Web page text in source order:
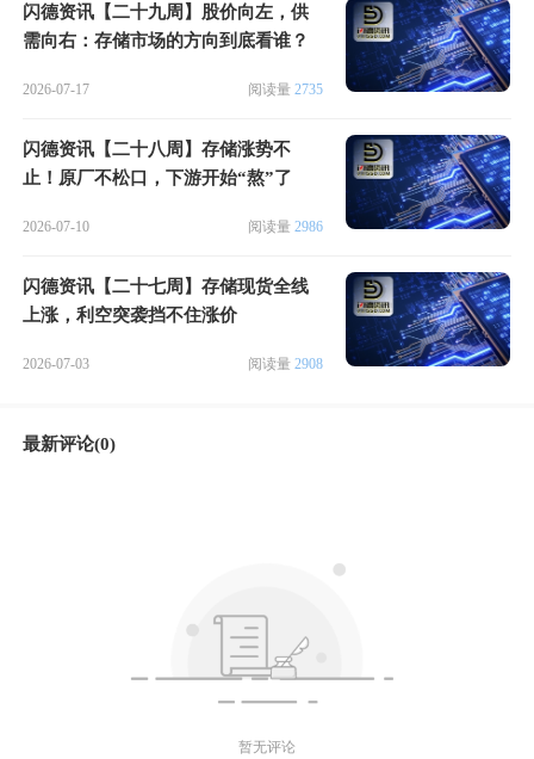
闪德资讯【二十九周】股价向左，供
需向右：存储市场的方向到底看谁？
2026-07-17 阅读量 2735
闪德资讯【二十八周】存储涨势不
止！原厂不松口，下游开始“熬”了
2026-07-10 阅读量 2986
闪德资讯【二十七周】存储现货全线
上涨，利空突袭挡不住涨价
2026-07-03 阅读量 2908
最新评论(0)
暂无评论